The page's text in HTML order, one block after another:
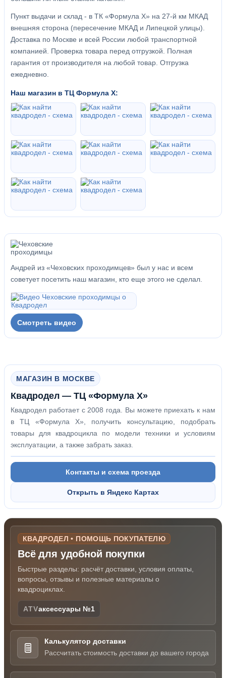
Пункт выдачи и склад - в ТК «Формула X» на 27-й км МКАД
внешняя сторона (пересечение МКАД и Липецкой улицы).
Доставка по Москве и всей России любой транспортной
компанией. Проверка товара перед отгрузкой. Полная
гарантия от производителя на любой товар. Отгрузка
ежедневно.
Наш магазин в ТЦ Формула Х:
Андрей из «Чеховских проходимцев» был у нас и всем
советует посетить наш магазин, кто еще этого не сделал.
Смотреть видео
МАГАЗИН В МОСКВЕ
Квадродел — ТЦ «Формула Х»
Квадродел работает с 2008 года. Вы можете приехать к нам
в ТЦ «Формула Х», получить консультацию, подобрать
товары для квадроцикла по модели техники и условиям
эксплуатации, а также забрать заказ.
Контакты и схема проезда
Открыть в Яндекс Картах
КВАДРОДЕЛ • ПОМОЩЬ ПОКУПАТЕЛЮ
Всё для удобной покупки
Быстрые разделы: расчёт доставки, условия оплаты,
вопросы, отзывы и полезные материалы о
квадроциклах.
ATVаксессуары №1
Калькулятор доставки
Рассчитать стоимость доставки до вашего города